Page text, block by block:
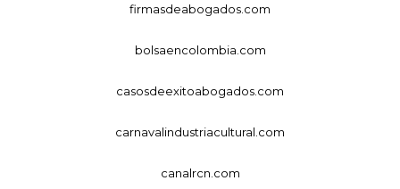
firmasdeabogados.com
bolsaencolombia.com
casosdeexitoabogados.com
carnavalindustriacultural.com
canalrcn.com